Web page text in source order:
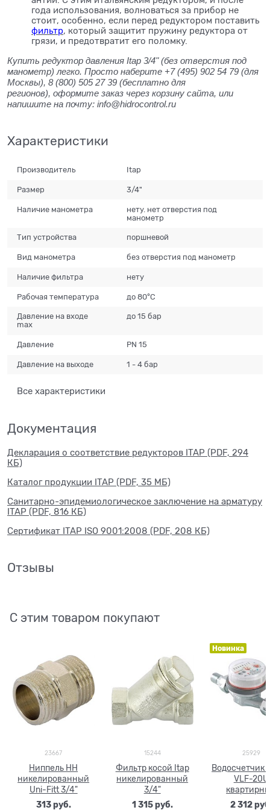
года использования, волноваться за прибор не
стоит, особенно, если перед редуктором поставить
фильтр, который защитит пружину редуктора от
грязи, и предотвратит его поломку.
Купить редуктор давления Itap 3/4" (без отверстия под
манометр) легко. Просто наберите +7 (495) 902 54 79 (для
Москвы), 8 (800) 505 27 39 (бесплатно для
регионов), оформите заказ через корзину сайта, или
напишите на почту: info@hidrocontrol.ru
Характеристики
Производитель Itap
Размер 3/4"
Наличие манометра
нету. нет отверстия под
манометр
Тип устройства поршневой
Вид манометра без отверстия под манометр
Наличие фильтра нету
Рабочая температура до 80°C
Давление на входе
max
до 15 бар
Давление РN 15
Давление на выходе 1 - 4 бар
Все характеристики
Документация
Декларация о соответствие редукторов ITAP (PDF, 294
КБ)
Каталог продукции ITAP (PDF, 35 МБ)
Санитарно-эпидемиологическое заключение на арматуру
ITAP (PDF, 816 КБ)
Сертификат ITAP ISO 9001:2008 (PDF, 208 КБ)
Отзывы
С этим товаром покупают
23667
Ниппель НН
никелированный
Uni-Fitt 3/4"
313 руб.
15244
Фильтр косой Itap
никелированный
3/4"
1 315 руб.
Новинка
25929
Водосчетчик
VLF-20U
2 312